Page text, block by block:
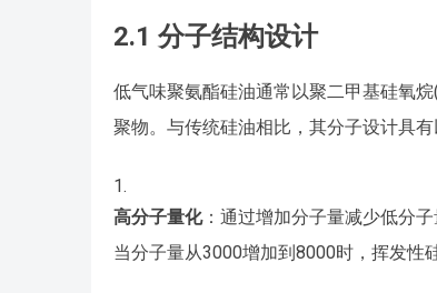
2.1 分子结构设计
低气味聚氨酯硅油通常以聚二甲基硅氧
聚物。与传统硅油相比，其分子设计具有
高分子量化：通过增加分子量减少低分
当分子量从3000增加到8000时，挥发性